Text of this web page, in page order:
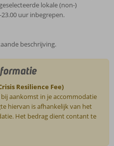
lokale (non-)
uur inbegrepen.
beschrijving.
Resilience Fee)
aankomst in je accommodatie
hiervan is afhankelijk van het
Het bedrag dient contant te